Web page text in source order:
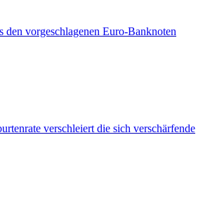
den vorgeschlagenen Euro-Banknoten
verschleiert die sich verschärfende